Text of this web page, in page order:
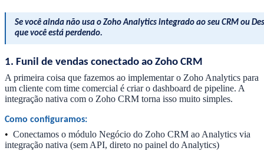
Se você ainda não usa o Zoho Analytics integrado ao seu CRM ou
que você está perdendo.
1. Funil de vendas conectado ao Zoho CRM
A primeira coisa que fazemos ao implementar o Zoho Analytics para
um cliente com time comercial é criar o dashboard de pipeline. A
integração nativa com o Zoho CRM torna isso muito simples.
Como configuramos:
• Conectamos o módulo Negócio do Zoho CRM ao Analytics via
integração nativa (sem API, direto no painel do Analytics)